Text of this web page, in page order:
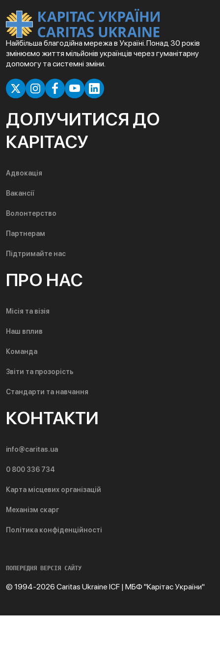
Найбільша благодійна мережа в Україні. Понад 30 років
змінюємо життя мільйонів українців через гуманітарну
допомогу та системні зміни.
ДОЛУЧИТИСЯ ДО
КАРІТАСУ
Адвокація
Вакансії
Волонтерство
Партнерам
Підтримайте нас
ПРО НАС
Місія та візія
Наш вплив
Команда
Звіти та прозорість
Стандарти та навчання
КОНТАКТИ
info@caritas.ua
0 800 336 734
Карта місцевих організацій
Механізм скарг
Політика конфіденційності
ПОПЕРЕДНЯ ВЕРСІЯ САЙТУ
© 1994-2026 Caritas Ukraine ICF | МБФ "Карітас України"